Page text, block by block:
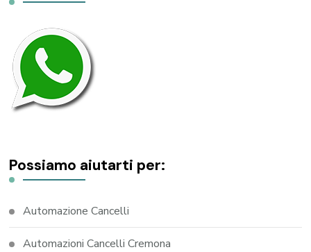
Possiamo aiutarti per:
Automazione Cancelli
Automazioni Cancelli Cremona